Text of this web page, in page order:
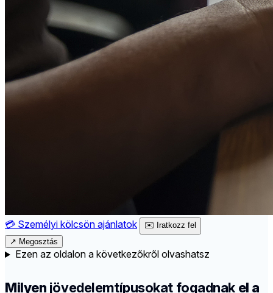
💳 Személyi kölcsön ajánlatok ✉️ Iratkozz fel
↗ Megosztás
Ezen az oldalon a következőkről olvashatsz
Milyen jövedelemtípusokat fogadnak el a